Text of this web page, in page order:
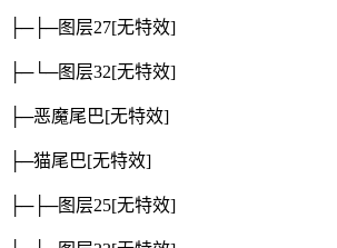
├─├─图层27[无特效]
├─└─图层32[无特效]
├─恶魔尾巴[无特效]
├─猫尾巴[无特效]
├─├─图层25[无特效]